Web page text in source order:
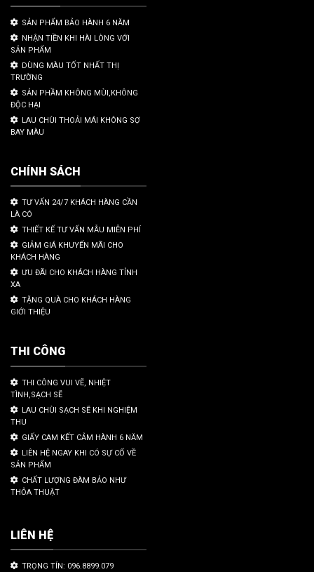
SẢN PHẨM BẢO HÀNH 6 NĂM
NHẬN TIỀN KHI HÀI LÒNG VỚI
SẢN PHẨM
DÙNG MÀU TỐT NHẤT THỊ
TRƯỜNG
SẢN PHẦM KHÔNG MÙI,KHÔNG
ĐỘC HẠI
LAU CHÙI THOẢI MÁI KHÔNG SỢ
BAY MÀU
CHÍNH SÁCH
TƯ VẤN 24/7 KHÁCH HÀNG CẦN
LÀ CÓ
THIẾT KẾ TƯ VẤN MẪU MIỄN PHÍ
GIẢM GIÁ KHUYẾN MÃI CHO
KHÁCH HÀNG
ƯU ĐÃI CHO KHÁCH HÀNG TỈNH
XA
TẶNG QUÀ CHO KHÁCH HÀNG
GIỚI THIỆU
THI CÔNG
THI CÔNG VUI VẼ, NHIỆT
TÌNH,SẠCH SẼ
LAU CHÙI SẠCH SẼ KHI NGHIỆM
THU
GIẤY CAM KẾT CẢM HÀNH 6 NĂM
LIÊN HỆ NGAY KHI CÓ SỰ CỐ VỀ
SẢN PHẨM
CHẤT LƯỢNG ĐÀM BẢO NHƯ
THỎA THUẬT
LIÊN HỆ
TRỌNG TÍN: 096.8899.079